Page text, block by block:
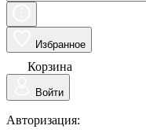
Избранное
Корзина
Войти
Авторизация: